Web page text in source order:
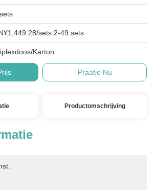
sets 2-49 sets
Karton
Praatje Nu
Productomschrijving